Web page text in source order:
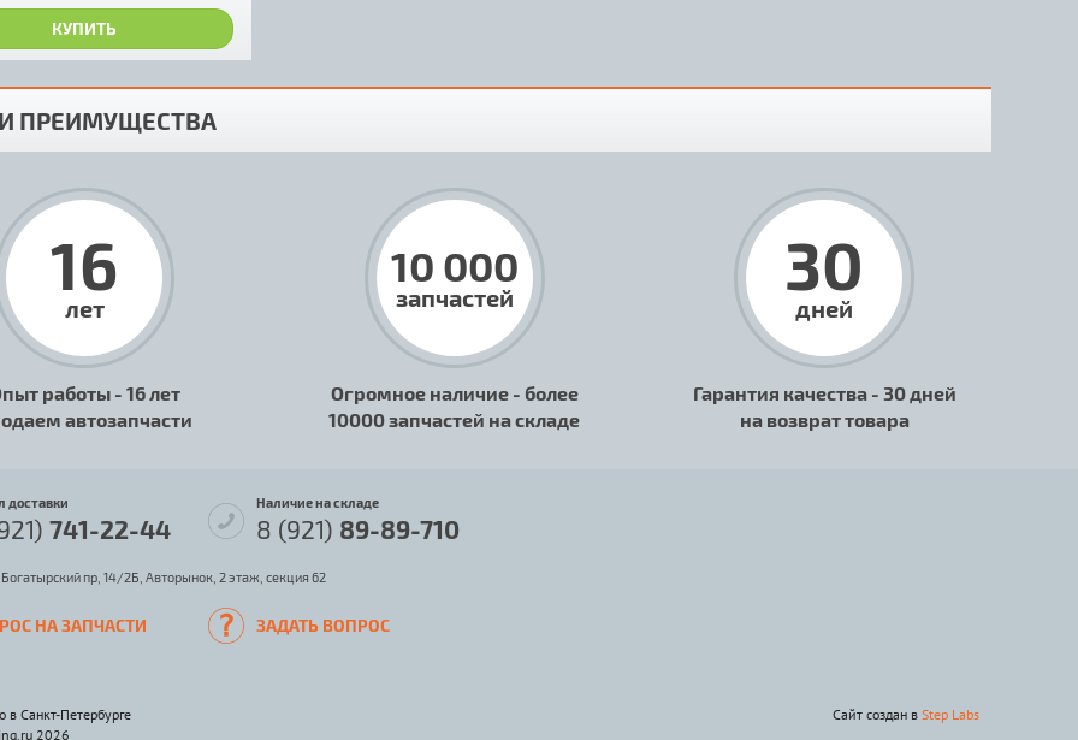
КУПИТЬ
ПРЕИМУЩЕСТВА
16
лет
работы - 16 лет
автозапчасти
10 000
запчастей
Огромное наличие - более
10000 запчастей на складе
30
дней
Гарантия качества - 30 дней
на возврат товара
доставки
741-22-44
Наличие на складе
8 (921) 89-89-710
пр, 14/2Б, Авторынок, 2 этаж, секция 62
НА ЗАПЧАСТИ ЗАДАТЬ ВОПРОС
в Санкт-Петербурге
2026
Сайт создан в Step Labs